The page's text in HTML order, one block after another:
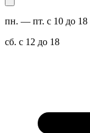
пн. — пт. с 10 до 18
сб. с 12 до 18